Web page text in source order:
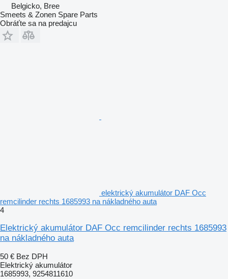
Belgicko, Bree
Smeets & Zonen Spare Parts
Obráťte sa na predajcu
elektrický akumulátor DAF Occ
remcilinder rechts 1685993 na nákladného auta
4
Elektrický akumulátor DAF Occ remcilinder rechts 1685993
na nákladného auta
50 € Bez DPH
Elektrický akumulátor
1685993, 9254811610